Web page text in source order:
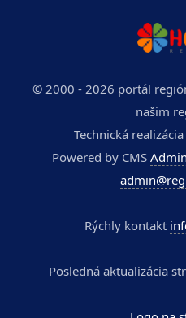
© 2000 - 2026 portál
našim
Technická realizácia
Powered by CMS
Rýchly kontakt
Posledná aktualizácia